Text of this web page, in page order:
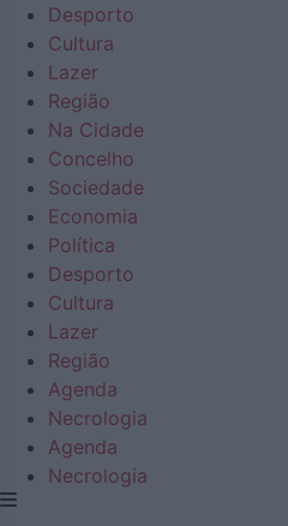
Desporto
Cultura
Lazer
Região
Na Cidade
Concelho
Sociedade
Economia
Política
Desporto
Cultura
Lazer
Região
Agenda
Necrologia
Agenda
Necrologia